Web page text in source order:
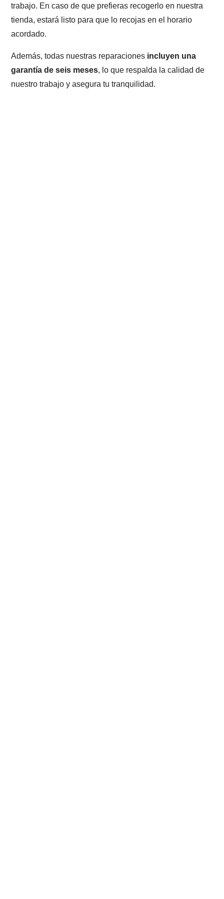
trabajo. En caso de que prefieras recogerlo en nuestra
tienda, estará listo para que lo recojas en el horario
acordado.
Además, todas nuestras reparaciones incluyen una
garantía de seis meses, lo que respalda la calidad de
nuestro trabajo y asegura tu tranquilidad.